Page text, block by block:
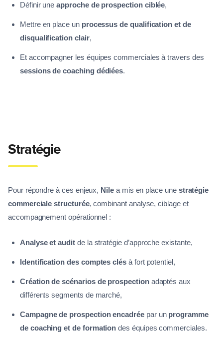
Définir uneapproche de prospection ciblée,
Mettre en place un processus de qualification et de
disqualification clair,
Et accompagner les équipes commerciales à travers des
sessions de coaching dédiées.
Stratégie
Pour répondre à ces enjeux, Nilea mis en place une stratégie
commerciale structurée, combinant analyse, ciblage et
accompagnement opérationnel :
Analyse et auditde la stratégie d’approche existante,
Identification des comptes clés à fort potentiel,
Création de scénarios de prospectionadaptés aux
différents segments de marché,
Campagne de prospection encadréepar un programme
de coaching et de formation des équipes commerciales.